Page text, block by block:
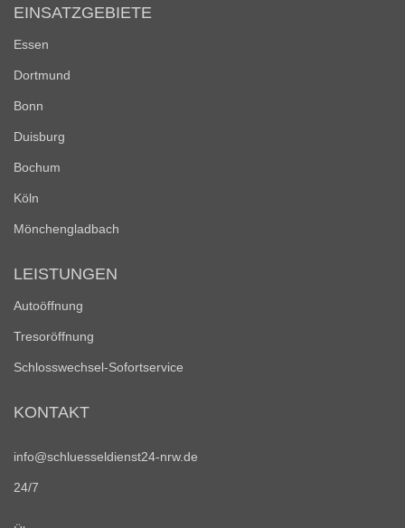
EINSATZGEBIETE
Essen
Dortmund
Bonn
Duisburg
Bochum
Köln
Mönchengladbach
LEISTUNGEN
Autoöffnung
Tresoröffnung
Schlosswechsel-Sofortservice
KONTAKT
info@schluesseldienst24-nrw.de
24/7